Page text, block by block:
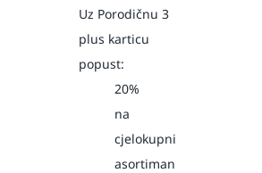
Uz Porodičnu 3
plus karticu
popust:
20%
na
cjelokupni
asortiman